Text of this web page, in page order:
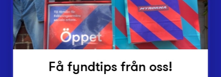
Inlämningsplatser
Om Myrorna
Lediga jobb
Pressrum
Få fyndtips från oss!